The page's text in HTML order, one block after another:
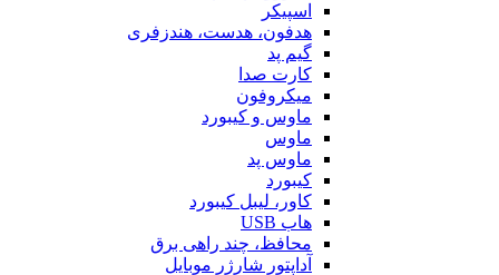
اسپیکر
هدفون، هدست، هندزفری
گیم پد
کارت صدا
میکروفون
ماوس و کیبورد
ماوس
ماوس پد
کیبورد
کاور، لیبل کیبورد
هاب USB
محافظ، چند راهی برق
آداپتور شارژر موبایل